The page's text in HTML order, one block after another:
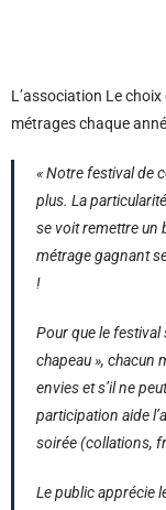
L’association Le
métrages chaque
« Notre festival de
plus. La
se voit remettre un
métrage gagnant
!
Pour que le festival
chapeau », chacun
envies et s’il ne
participation aide
soirée (collations,
Le public apprécie